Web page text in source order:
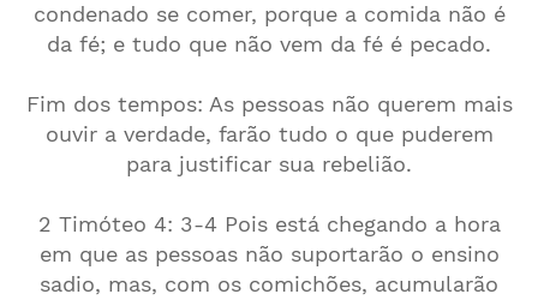
condenado se comer, porque a comida não é
da fé; e tudo que não vem da fé é pecado.
Fim dos tempos: As pessoas não querem mais
ouvir a verdade, farão tudo o que puderem
para justificar sua rebelião.
2 Timóteo 4: 3-4 Pois está chegando a hora
em que as pessoas não suportarão o ensino
sadio, mas, com os comichões, acumularão